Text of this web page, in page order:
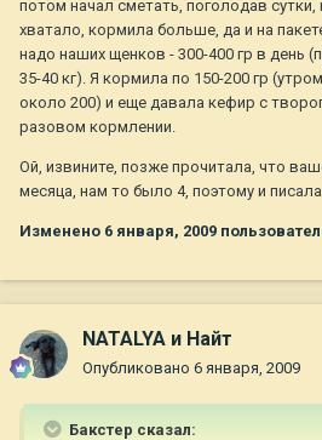
потом начал сметать, поголодав
хватало, кормила больше, да и на
надо наших щенков - 300-400 гр в день
35-40 кг). Я кормила по 150-200 гр
около 200) и еще давала кефир с
разовом кормлении.
Ой, извините, позже прочитала, что
месяца, нам то было 4, поэтому и
Изменено 6 января, 2009
NATALYA и Найт
Опубликовано 6 января, 2009
Бакстер сказал: